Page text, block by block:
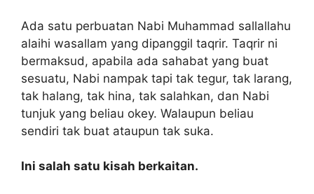
Ada satu perbuatan Nabi Muhammad sallallahu
alaihi wasallam yang dipanggil taqrir. Taqrir ni
bermaksud, apabila ada sahabat yang buat
sesuatu, Nabi nampak tapi tak tegur, tak larang,
tak halang, tak hina, tak salahkan, dan Nabi
tunjuk yang beliau okey. Walaupun beliau
sendiri tak buat ataupun tak suka.
Ini salah satu kisah berkaitan.